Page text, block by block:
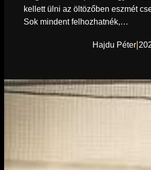
kellett ülni az öltözőben eszmét
Sok mindent felhozhatnék,…
Hajdu Péter